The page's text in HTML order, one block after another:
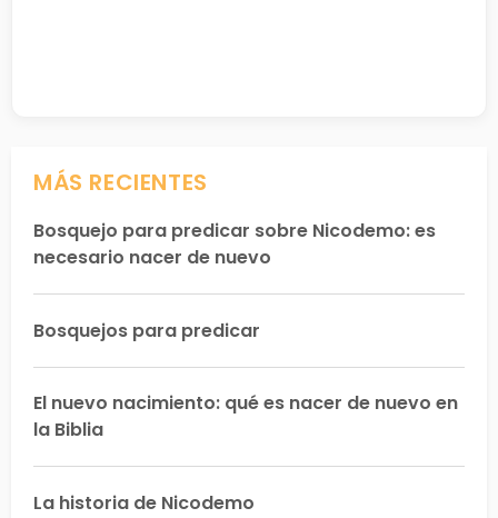
MÁS RECIENTES
Bosquejo para predicar sobre Nicodemo: es
necesario nacer de nuevo
Bosquejos para predicar
El nuevo nacimiento: qué es nacer de nuevo en
la Biblia
La historia de Nicodemo